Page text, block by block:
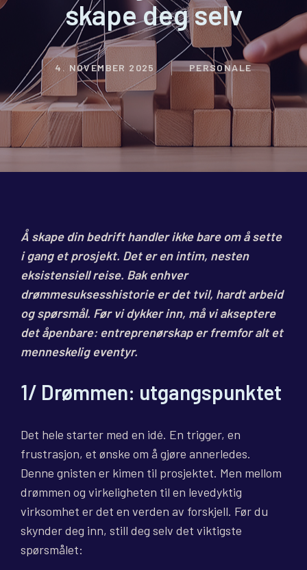
skape deg selv
4. NOVEMBER 2025 PERSONALE
Å skape din bedrift handler ikke bare om å sette
i gang et prosjekt. Det er en intim, nesten
eksistensiell reise. Bak enhver
drømmesuksesshistorie er det tvil, hardt arbeid
og spørsmål. Før vi dykker inn, må vi akseptere
det åpenbare: entreprenørskap er fremfor alt et
menneskelig eventyr.
1/ Drømmen: utgangspunktet
Det hele starter med en idé. En trigger, en
frustrasjon, et ønske om å gjøre annerledes.
Denne gnisten er kimen til prosjektet. Men mellom
drømmen og virkeligheten til en levedyktig
virksomhet er det en verden av forskjell. Før du
skynder deg inn, still deg selv det viktigste
spørsmålet: